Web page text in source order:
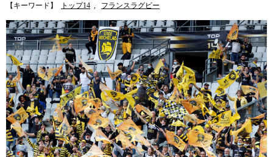
【キーワード】 トップ14 , フランスラグビー